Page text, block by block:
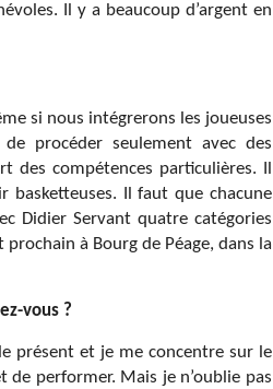
Il y a beaucoup d’argent en
si nous intégrerons les joueuses
procéder seulement avec des
des compétences particulières. Il
basketteuses. Il faut que chacune
Didier Servant quatre catégories
à Bourg de Péage, dans la
vous ?
présent et je me concentre sur le
performer. Mais je n’oublie pas